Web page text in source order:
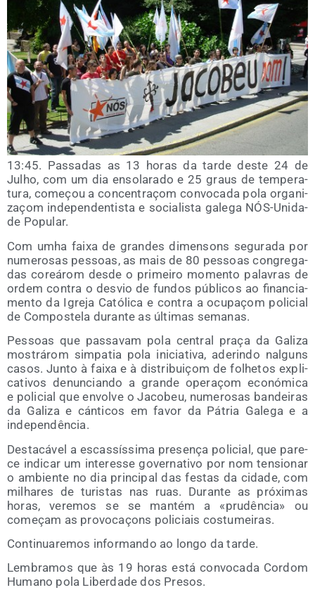
13:45. Pas­sa­das as 13 horas da tar­de des­te 24 de
Julho, com um dia enso­la­ra­do e 25 graus de tem­pe­ra­
tu­ra, começou a con­cen­traçom con­vo­ca­da pola orga­ni­
zaçom inde­pen­den­tis­ta e socia­lis­ta gale­ga NÓS-Uni­da­
de Popular.
Com umha fai­xa de gran­des dimen­sons segu­ra­da por
nume­ro­sas pes­soas, as mais de 80 pes­soas con­gre­ga­
das coreá­rom des­de o pri­mei­ro momen­to pala­vras de
ordem con­tra o des­vio de fun­dos públi­cos ao finan­cia­
men­to da Igre­ja Cató­li­ca e con­tra a ocu­paçom poli­cial
de Com­pos­te­la duran­te as últi­mas semanas.
Pes­soas que pas­sa­vam pola cen­tral praça da Gali­za
mos­trá­rom sim­pa­tia pola ini­cia­ti­va, ade­rin­do nal­guns
casos. Jun­to à fai­xa e à dis­tri­buiçom de folhe­tos expli­
ca­ti­vos denun­cian­do a gran­de ope­raçom eco­nó­mi­ca
e poli­cial que envol­ve o Jaco­beu, nume­ro­sas ban­dei­ras
da Gali­za e cán­ti­cos em favor da Pátria Gale­ga e a
independência.
Des­ta­cá­vel a escas­sís­si­ma pre­se­nça poli­cial, que pare­
ce indi­car um inter­es­se gover­na­ti­vo por nom ten­sio­nar
o ambien­te no dia prin­ci­pal das fes­tas da cida­de, com
milha­res de turis­tas nas ruas. Duran­te as pró­xi­mas
horas, vere­mos se se man­tém a «pru­dên­cia» ou
começam as pro­vo­caçons poli­ciais costumeiras.
Con­ti­nua­re­mos infor­man­do ao lon­go da tarde.
Lem­bra­mos que às 19 horas está con­vo­ca­da Cor­dom
Humano pola Liber­da­de dos Presos.